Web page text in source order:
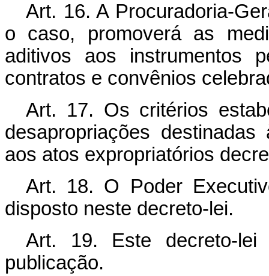
Art. 16. A Procuradoria-
o caso, promoverá as
aditivos aos instrumentos
contratos e convênios
Art. 17. Os critérios
desapropriações
aos atos expropriatórios
Art. 18. O Poder
disposto neste decreto-lei.
Art. 19. Este decreto-
publicação.